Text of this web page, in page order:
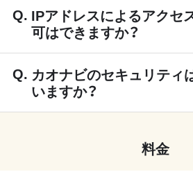
IPアドレスによるアクセ
可はできますか？
カオナビのセキュリティ
いますか？
料金